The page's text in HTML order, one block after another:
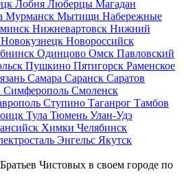
Лобня Люберцы Магадан
Мурманск Мытищи Набережные
Нижневартовск Нижний
Новокузнецк Новороссийск
Одинцово Омск Павловский
Пушкино Пятигорск Раменское
Самара Саранск Саратов
Симферополь Смоленск
Ступино Таганрог Тамбов
Тула Тюмень Улан-Удэ
Химки Челябинск
Энгельс Якутск
Чистовых в своем городе по